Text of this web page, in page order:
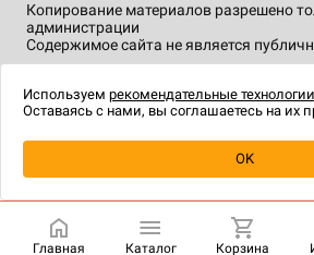
Уведомить о
Копирование материалов разрешено
администрации
Содержимое сайта не является
технологии.
Главная Каталог Корзина
Используем рекомендательные технологии
Оставаясь с нами, вы соглашаетесь на их
OK